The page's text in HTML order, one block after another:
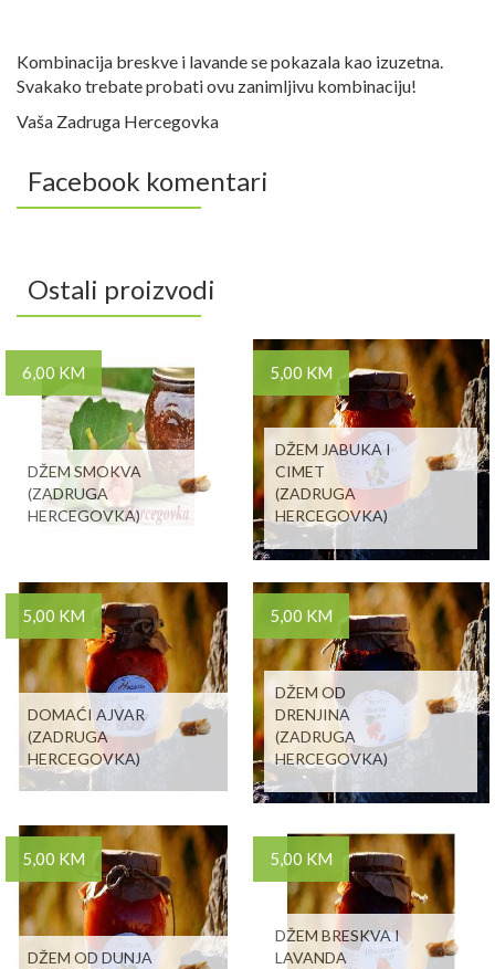
Kombinacija breskve i lavande se pokazala kao izuzetna.
Svakako trebate probati ovu zanimljivu kombinaciju!
Vaša Zadruga Hercegovka
Facebook komentari
Ostali proizvodi
6,00 KM
DŽEM SMOKVA
(ZADRUGA
HERCEGOVKA)
5,00 KM
DŽEM JABUKA I
CIMET
(ZADRUGA
HERCEGOVKA)
5,00 KM
DOMAĆI AJVAR
(ZADRUGA
HERCEGOVKA)
5,00 KM
DŽEM OD
DRENJINA
(ZADRUGA
HERCEGOVKA)
5,00 KM
DŽEM OD DUNJA
5,00 KM
DŽEM BRESKVA I
LAVANDA